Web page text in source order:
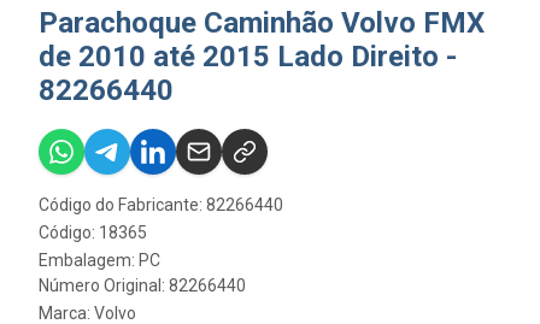
Parachoque Caminhão Volvo FMX
de 2010 até 2015 Lado Direito -
82266440
Código do Fabricante: 82266440
Código: 18365
Embalagem: PC
Número Original: 82266440
Marca: Volvo